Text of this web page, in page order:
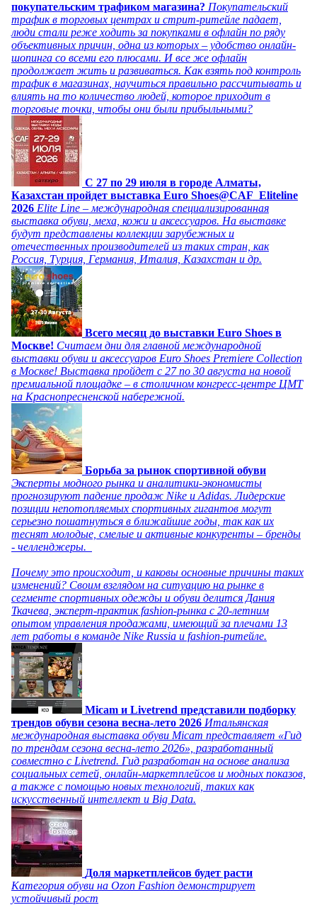
покупательским трафиком магазина? Покупательский
трафик в торговых центрах и стрит-ритейле падает,
люди стали реже ходить за покупками в офлайн по ряду
объективных причин, одна из которых – удобство онлайн-
шопинга со всеми его плюсами. И все же офлайн
продолжает жить и развиваться. Как взять под контроль
трафик в магазинах, научиться правильно рассчитывать и
влиять на то количество людей, которое приходит в
торговые точки, чтобы они были прибыльными?
C 27 по 29 июля в городе Алматы,
Казахстан пройдет выставка Euro Shoes@CAF_Eliteline
2026 Elite Line – международная специализированная
выставка обуви, меха, кожи и аксессуаров. На выставке
будут представлены коллекции зарубежных и
отечественных производителей из таких стран, как
Россия, Турция, Германия, Италия, Казахстан и др.
Всего месяц до выставки Euro Shoes в
Москве! Считаем дни для главной международной
выставки обуви и аксессуаров Euro Shoes Premiere Collection
в Москве! Выставка пройдет с 27 по 30 августа на новой
премиальной площадке – в столичном конгресс-центре ЦМТ
на Краснопресненской набережной.
Борьба за рынок спортивной обуви
Эксперты модного рынка и аналитики-экономисты
прогнозируют падение продаж Nike и Adidas. Лидерские
позиции непотопляемых спортивных гигантов могут
серьезно пошатнуться в ближайшие годы, так как их
теснят молодые, смелые и активные конкуренты – бренды
- челленджеры.
Почему это происходит, и каковы основные причины таких
изменений? Своим взглядом на ситуацию на рынке в
сегменте спортивных одежды и обуви делится Дания
Ткачева, эксперт-практик fashion-рынка с 20-летним
опытом управления продажами, имеющий за плечами 13
лет работы в команде Nike Russia и fashion-ритейле.
Micam и Livetrend представили подборку
трендов обуви сезона весна-лето 2026 Итальянская
международная выставка обуви Micam представляет «Гид
по трендам сезона весна-лето 2026», разработанный
совместно с Livetrend. Гид разработан на основе анализа
социальных сетей, онлайн-маркетплейсов и модных показов,
а также с помощью новых технологий, таких как
искусственный интеллект и Big Data.
Доля маркетплейсов будет расти
Категория обуви на Ozon Fashion демонстрирует
устойчивый рост